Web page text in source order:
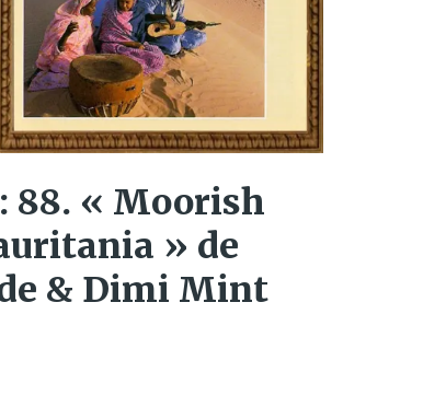
88. « Moorish
» de
& Dimi Mint